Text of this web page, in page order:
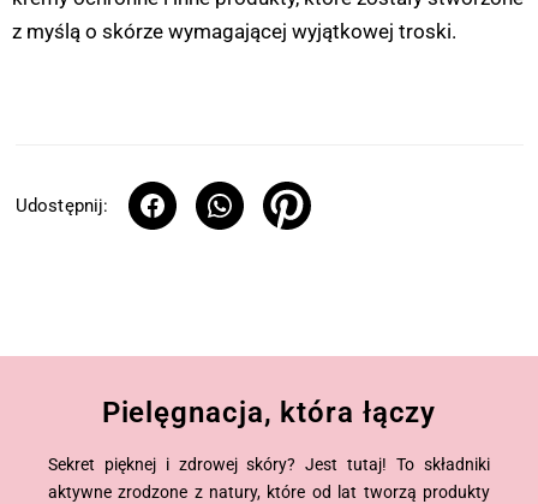
z myślą o skórze wymagającej wyjątkowej troski.
Udostępnij:
Pielęgnacja, która łączy
Sekret pięknej i zdrowej skóry? Jest tutaj! To składniki
aktywne zrodzone z natury, które od lat tworzą produkty